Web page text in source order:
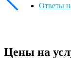
Ответы
Цены на